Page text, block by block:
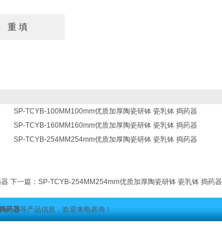
SP-TCYB-100MM100mm优质加厚陶瓷研钵 瓷乳钵 捣药器
SP-TCYB-160MM160mm优质加厚陶瓷研钵 瓷乳钵 捣药器
SP-TCYB-254MM254mm优质加厚陶瓷研钵 瓷乳钵 捣药器
下一篇： SP-TCYB-254MM254mm优质加厚陶瓷研钵 瓷乳钵 捣药器
药器等产品信息，欢迎来电咨询！